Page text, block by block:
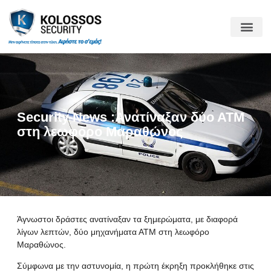
Security News :Ανατίναξαν δύο ΑΤΜ
στη λεωφόρο Μαραθώνος
Άγνωστοι δράστες ανατίναξαν τα ξημερώματα, με διαφορά
λίγων λεπτών, δύο μηχανήματα ΑΤΜ στη λεωφόρο
Μαραθώνος.
Σύμφωνα με την αστυνομία, η πρώτη έκρηξη προκλήθηκε στις